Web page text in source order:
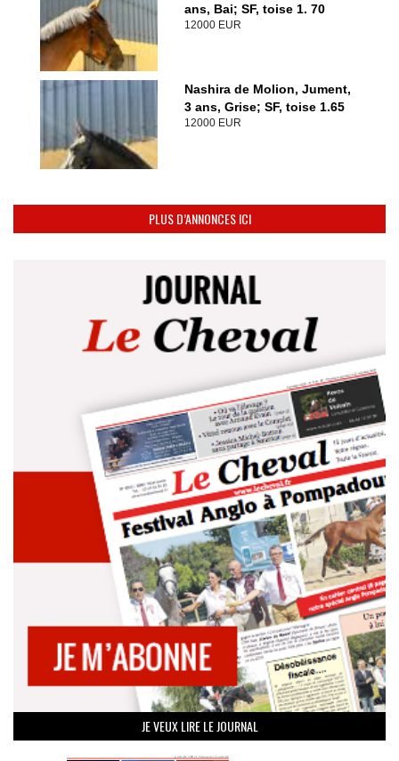
ans, Bai; SF, toise 1. 70
12000 EUR
Nashira de Molion, Jument,
3 ans, Grise; SF, toise 1.65
12000 EUR
PLUS D’ANNONCES ICI
JE VEUX LIRE LE JOURNAL